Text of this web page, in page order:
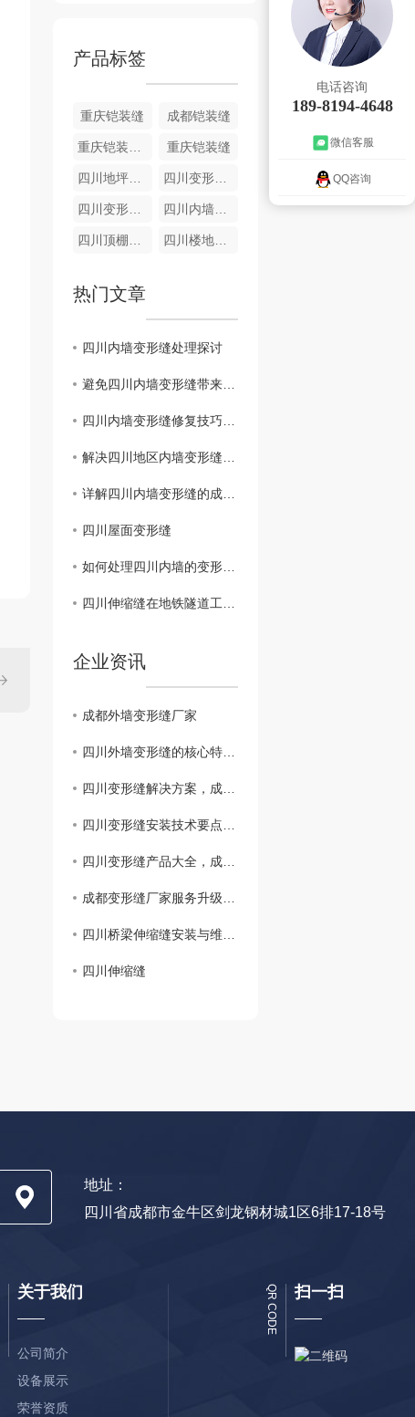
产品标签
重庆铠装缝 成都铠装缝
重庆铠装缝厂家 重庆铠装缝
四川地坪铠装缝 四川变形缝材料销售
四川变形缝材料 四川内墙变形缝销售
四川顶棚变形缝厂家 四川楼地面盖板FTM
热门文章
四川内墙变形缝处理探讨
避免四川内墙变形缝带来的隐患，有效维护建筑结构
四川内墙变形缝修复技巧大揭秘
解决四川地区内墙变形缝，保障建筑稳定
详解四川内墙变形缝的成因与应对方法
四川屋面变形缝
如何处理四川内墙的变形缝问题
四川伸缩缝在地铁隧道工程中的应用与效果评估
企业资讯
成都外墙变形缝厂家
四川外墙变形缝的核心特点与工程价值 —— 成都市星辰花装饰工程
四川变形缝解决方案，成都专业变形缝施工团队上门服务
四川变形缝安装技术要点，成都变形缝..服务提供商
四川变形缝产品大全，成都变形缝价格透明更实惠
成都变形缝厂家服务升级：揭秘..交付背后的四大核心能力
四川桥梁伸缩缝安装与维护指南——四川厂家专业解析
四川伸缩缝
地址：
四川省成都市金牛区剑龙钢材城1区6排17-18号
关于我们
公司简介
设备展示
荣誉资质
扫一扫
QR CODE
电话咨询
189-8194-4648
微信客服
QQ咨询